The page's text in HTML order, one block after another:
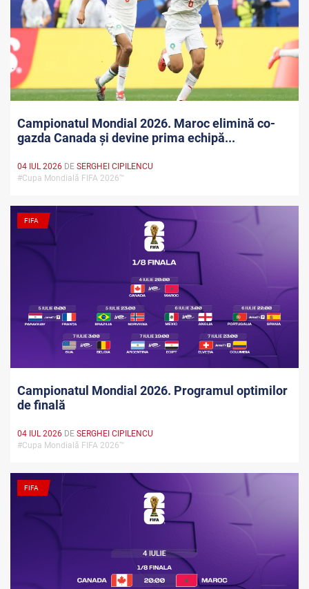
Campionatul Mondial 2026. Maroc elimină co-
gazda Canada și devine prima echipă...
04 IUL 2026 DE SERGHEI CIPILENCU
#Cupa Mondială FIFA 2026™
FIFA
Campionatul Mondial 2026. Programul optimilor
de finală
04 IUL 2026 DE SERGHEI CIPILENCU
#Cupa Mondială FIFA 2026™
FIFA